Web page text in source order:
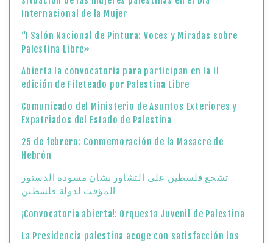
Internacional de la Mujer
“I Salón Nacional de Pintura: Voces y Miradas sobre
Palestina Libre»
Abierta la convocatoria para participan en la II
edición de Fileteado por Palestina Libre
Comunicado del Ministerio de Asuntos Exteriores y
Expatriados del Estado de Palestina
25 de febrero: Conmemoración de la Masacre de
Hebrón
تشجع فلسطين على التشاور بشأن مسودة الدستور
المؤقت لدولة فلسطين
¡Convocatoria abierta!: Orquesta Juvenil de Palestina
La Presidencia palestina acoge con satisfacción los